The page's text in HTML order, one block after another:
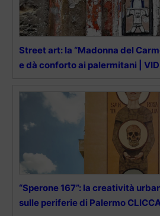
Street art: la “Madonna del
e dà conforto ai palermitani |
“Sperone 167”: la creatività
sulle periferie di Palermo CLICCA